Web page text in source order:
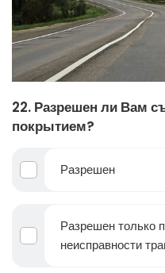
22. Разрешен ли Вам
покрытием?
Разрешен
Разрешен только
неисправности